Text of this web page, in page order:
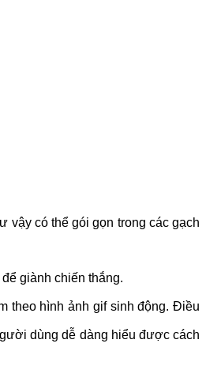
vậy có thể gói gọn trong các gạch
giành chiến thắng.
theo hình ảnh gif sinh động. Điều
dùng dễ dàng hiểu được cách